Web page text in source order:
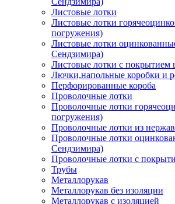
Листовые лотки
Листовые лотки
погружения)
Листовые лотки
Сендзимира)
Листовые лотки с покрытием
Лючки,напольные коробки и
Перфорированные короба
Проволочные лотки
Проволочные лотки
погружения)
Проволочные лотки из
Проволочные лотки
Сендзимира)
Проволочные лотки с
Трубы
Металлорукав
Металлорукав без изоляции
Металлорукав с изоляцией